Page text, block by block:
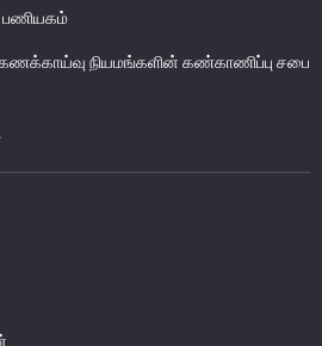
சந்தை
முறைமைகள்
நடைமுறைப்படுத்தல்
நியமங்களின் கண்காணிப்பு சபை